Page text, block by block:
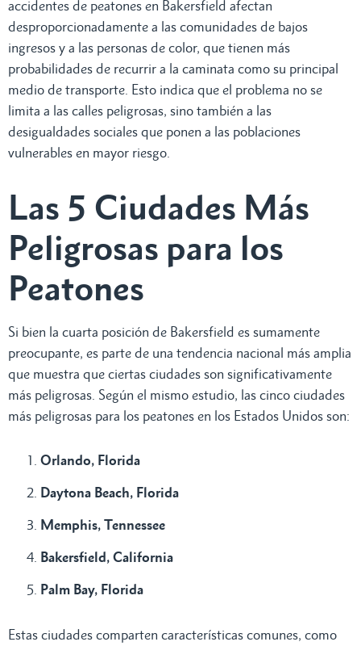
accidentes de peatones en Bakersfield afectan
desproporcionadamente a las comunidades de bajos
ingresos y a las personas de color, que tienen más
probabilidades de recurrir a la caminata como su principal
medio de transporte. Esto indica que el problema no se
limita a las calles peligrosas, sino también a las
desigualdades sociales que ponen a las poblaciones
vulnerables en mayor riesgo.
Las 5 Ciudades Más
Peligrosas para los
Peatones
Si bien la cuarta posición de Bakersfield es sumamente
preocupante, es parte de una tendencia nacional más amplia
que muestra que ciertas ciudades son significativamente
más peligrosas. Según el mismo estudio, las cinco ciudades
más peligrosas para los peatones en los Estados Unidos son:
Orlando, Florida
Daytona Beach, Florida
Memphis, Tennessee
Bakersfield, California
Palm Bay, Florida
Estas ciudades comparten características comunes, como